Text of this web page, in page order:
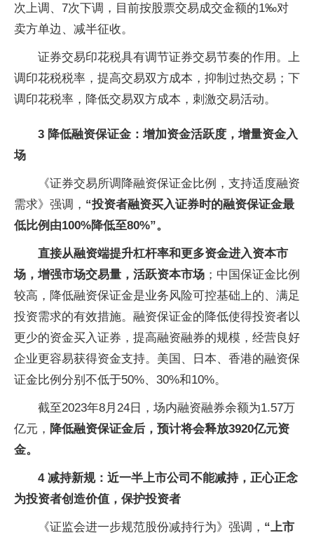
次上调、7次下调，目前按股票交易成交金额的1‰对
卖方单边、减半征收。
证券交易印花税具有调节证券交易节奏的作用。上
调印花税税率，提高交易双方成本，抑制过热交易；下
调印花税率，降低交易双方成本，刺激交易活动。
3 降低融资保证金：增加资金活跃度，增量资金入
场
《证券交易所调降融资保证金比例，支持适度融资
需求》强调， “投资者融资买入证券时的融资保证金最
低比例由100%降低至80%”。
直接从融资端提升杠杆率和更多资金进入资本市
场，增强市场交易量，活跃资本市场 ；中国保证金比例
较高，降低融资保证金是业务风险可控基础上的、满足
投资需求的有效措施。融资保证金的降低使得投资者以
更少的资金买入证券，提高融资融券的规模，经营良好
企业更容易获得资金支持。美国、日本、香港的融资保
证金比例分别不低于50%、30%和10%。
截至2023年8月24日，场内融资融券余额为1.57万
亿元， 降低融资保证金后，预计将会释放3920亿元资
金。
4 减持新规：近一半上市公司不能减持，正心正念
为投资者创造价值，保护投资者
《证监会进一步规范股份减持行为》强调， “上市